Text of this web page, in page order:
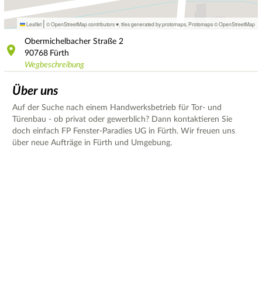
Leaflet | © OpenStreetMap contributors ♥, tiles generated by protomaps Protomaps©OpenStreetMap
Obermichelbacher Straße 2
90768 Fürth
Wegbeschreibung
Über uns
Auf der Suche nach einem Handwerksbetrieb für Tor- und
Türenbau - ob privat oder gewerblich? Dann kontaktieren Sie
doch einfach FP Fenster-Paradies UG in Fürth. Wir freuen uns
über neue Aufträge in Fürth und Umgebung.